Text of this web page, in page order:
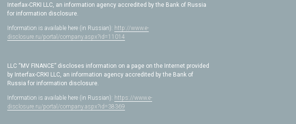
Interfax-CRKI LLC, an information agency accredited by the Bank of Russia
for information disclosure.
Information is available here (in Russian): http://www.e-
disclosure.ru/portal/company.aspx?id=11014
LLC “MV FINANCE” discloses information on a page on the Internet provided
by Interfax-CRKI LLC, an information agency accredited by the Bank of
Russia for information disclosure.
Information is available here (in Russian): https://www.e-
disclosure.ru/portal/company.aspx?id=38369